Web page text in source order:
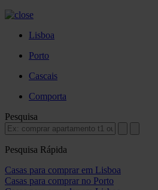
Lisboa
Porto
Cascais
Comporta
Pesquisa
Pesquisa Rápida
Casas para comprar em Lisboa
Casas para comprar no Porto